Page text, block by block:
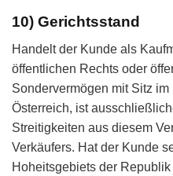
10) Gerichtsstand
Handelt der Kunde als
öffentlichen Rechts oder
Sondervermögen mit Sitz
Österreich, ist
Streitigkeiten aus diesem
Verkäufers. Hat der Kunde
Hoheitsgebiets der